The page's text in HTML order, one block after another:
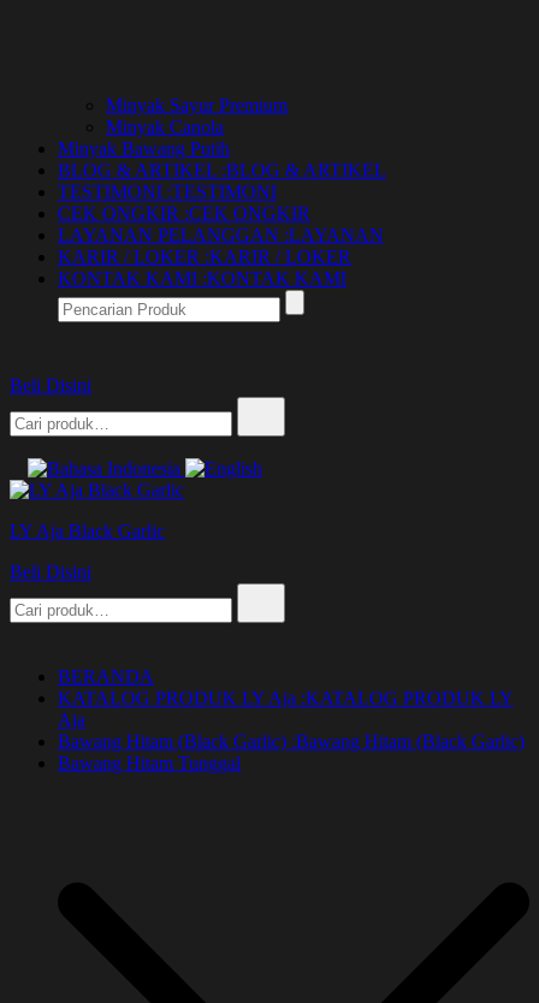
Minyak Sayur Premium
Minyak Canola
Minyak Bawang Putih
BLOG & ARTIKEL :BLOG & ARTIKEL
TESTIMONI :TESTIMONI
CEK ONGKIR :CEK ONGKIR
LAYANAN PELANGGAN :LAYANAN
KARIR / LOKER :KARIR / LOKER
KONTAK KAMI :KONTAK KAMI
Beli Disini
untuk:
LY Aja Black Garlic
Beli Disini
untuk:
BERANDA
KATALOG PRODUK LY Aja :KATALOG PRODUK LY
Aja
Bawang Hitam (Black Garlic) :Bawang Hitam (Black Garlic)
Bawang Hitam Tunggal